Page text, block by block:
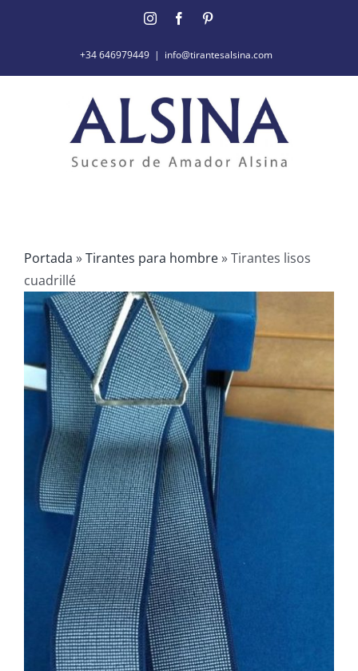
InstagramFacebook
+34 646979449 | info@tirantesalsina.com
Portada »Tirantes para hombre»Tirantes lisos
cuadrillé